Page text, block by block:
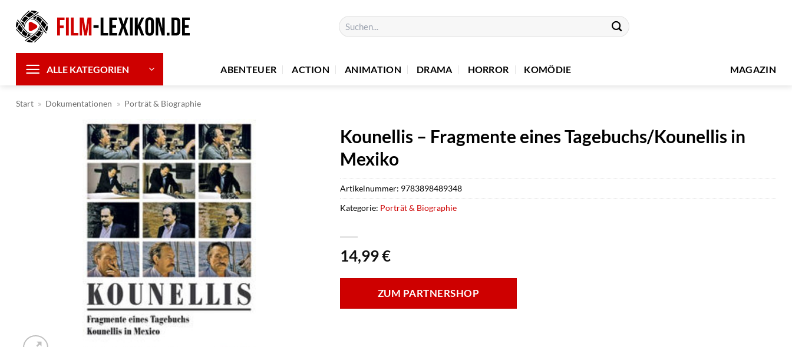
Inhalt
springen
Suchen
nach:
ALLE KATEGORIEN ABENTEUER ACTION ANIMATION DRAMA HORROR KOMÖDIE MAGAZIN
Start » Dokumentationen » Porträt & Biographie
Kounellis – Fragmente eines Tagebuchs/Kounellis in
Mexiko
14,99€
ZUM PARTNERSHOP
Artikelnummer: 9783898489348
Kategorie: Porträt & Biographie